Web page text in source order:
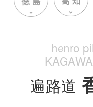
遍路道